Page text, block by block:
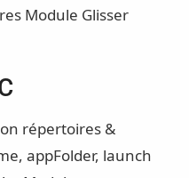
Module Glisser
répertoires &
appFolder, launch